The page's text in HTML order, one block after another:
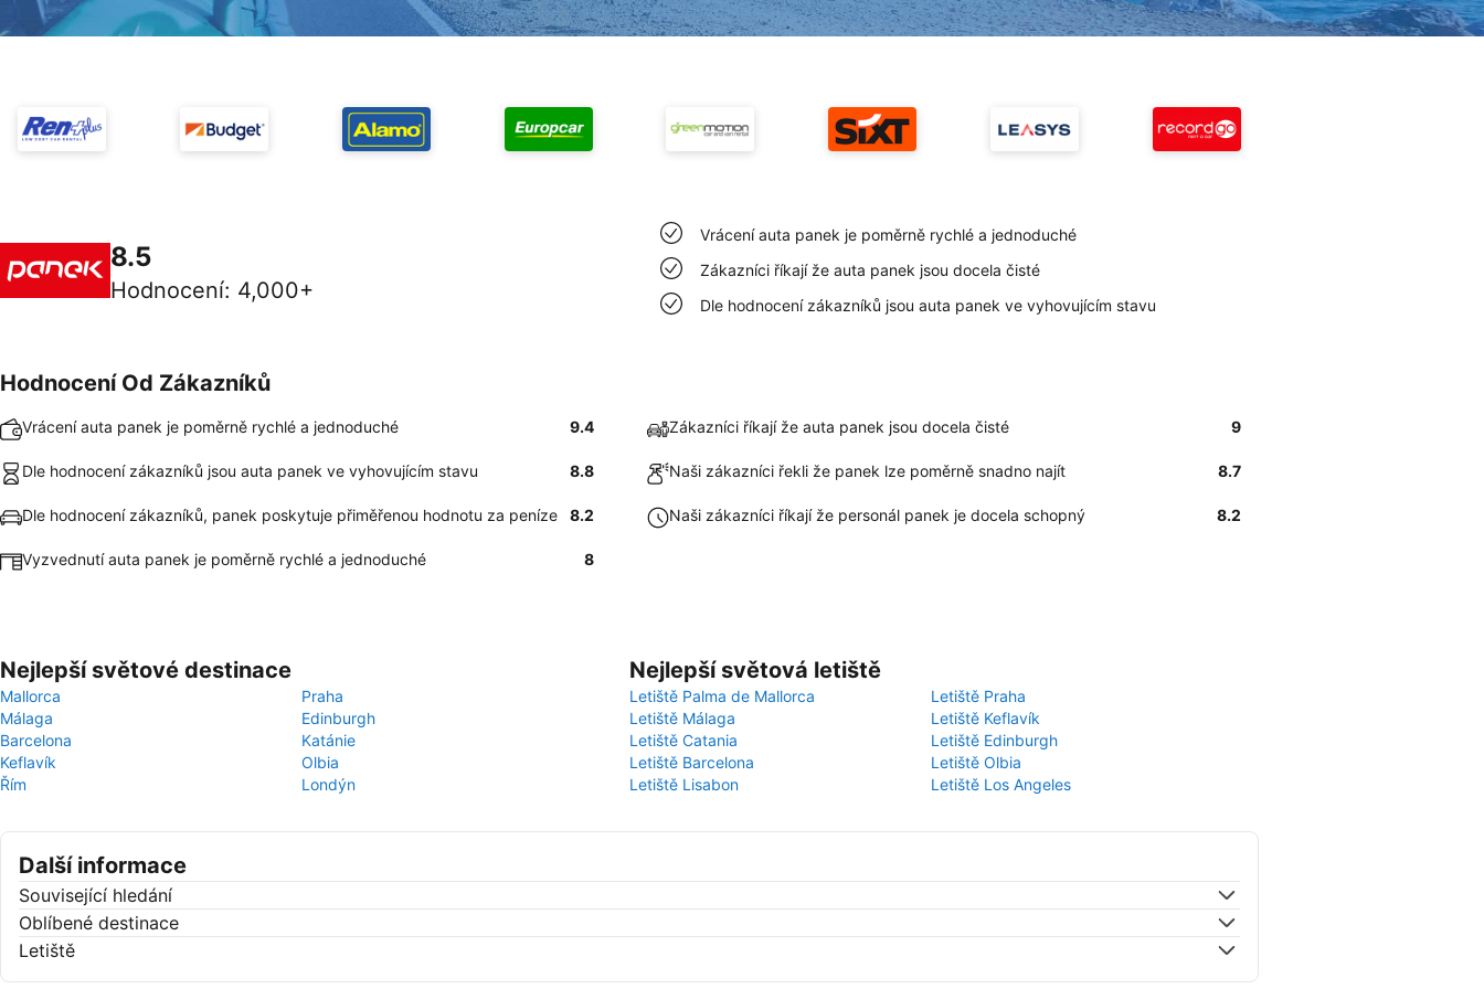
8.5
Hodnocení: 4,000+
Vrácení auta panek je poměrně rychlé a jednoduché
Zákazníci říkají že auta panek jsou docela čisté
Dle hodnocení zákazníků jsou auta panek ve vyhovujícím stavu
Hodnocení Od Zákazníků
Vrácení auta panek je poměrně rychlé a jednoduché 9.4 Zákazníci říkají že auta panek jsou docela čisté 9
Dle hodnocení zákazníků jsou auta panek ve vyhovujícím stavu 8.8 Naši zákazníci řekli že panek lze poměrně snadno najít 8.7
Dle hodnocení zákazníků, panek poskytuje přiměřenou hodnotu za peníze 8.2 Naši zákazníci říkají že personál panek je docela schopný 8.2
Vyzvednutí auta panek je poměrně rychlé a jednoduché 8
Nejlepší světové destinace
Mallorca
Praha
Málaga
Edinburgh
Barcelona
Katánie
Keflavík
Olbia
Řím
Londýn
Nejlepší světová letiště
Letiště Palma de Mallorca
Letiště Praha
Letiště Málaga
Letiště Keflavík
Letiště Catania
Letiště Edinburgh
Letiště Barcelona
Letiště Olbia
Letiště Lisabon
Letiště Los Angeles
Další informace
Související hledání
Oblíbené destinace
Letiště